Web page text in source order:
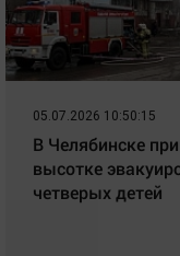
05.07.2026 10:50:15
В Челябинске
высотке
четверых детей